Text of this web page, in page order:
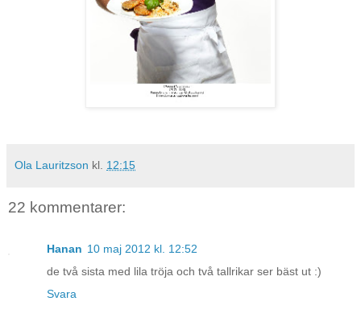
Ola Lauritzson kl. 12:15
22 kommentarer:
Hanan 10 maj 2012 kl. 12:52
de två sista med lila tröja och två tallrikar ser bäst ut :)
Svara